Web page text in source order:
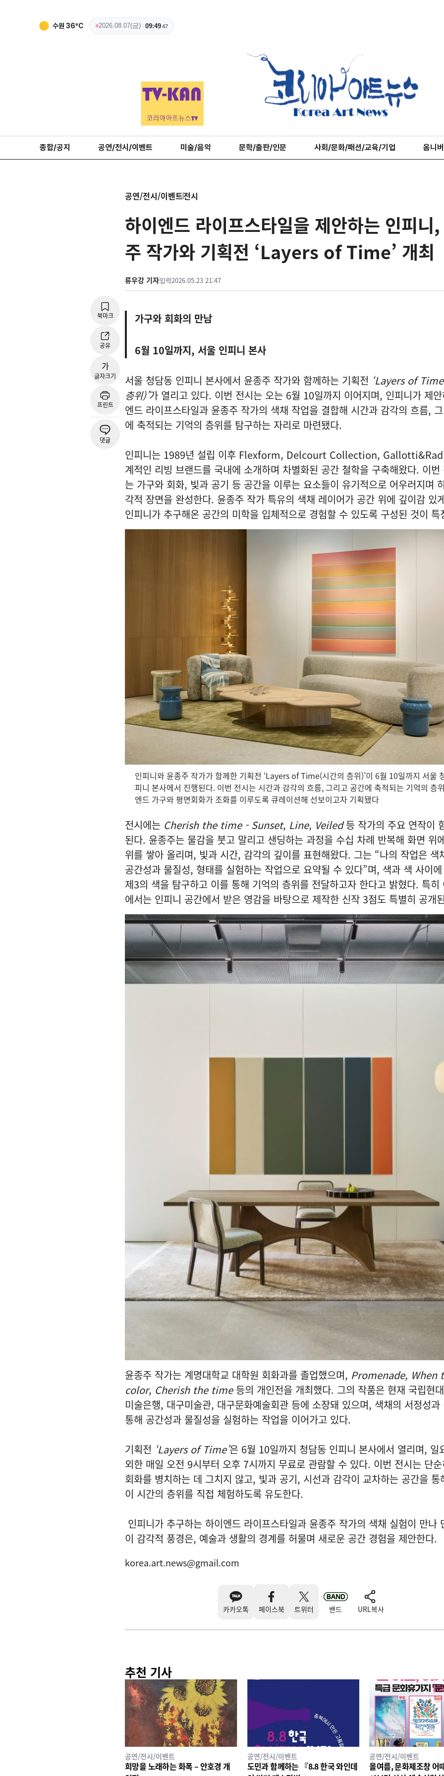
수원 36ºC 2026.08.07(금) 09:4949
종합/공지 공연/전시/이벤트 미술/음악 문학/출판/인문 사회/문화/패션/교육/기업 옴니
공연/전시/이벤트전시
하이엔드 라이프스타일을 제안하는 인피니
주 작가와 기획전 ‘Layers of Time’ 개최
류우강 기자입력2026.05.23 21:47
북마크
공유
가
글자크기
프린트
댓글
가구와 회화의 만남
6월 10일까지, 서울 인피니 본사
서울 청담동 인피니 본사에서 윤종주 작가와 함께하는 기획전 ‘Layers of
층위)’가 열리고 있다. 이번 전시는 오는 6월 10일까지 이어지며, 인피니가 제
엔드 라이프스타일과 윤종주 작가의 색채 작업을 결합해 시간과 감각의 흐름,
에 축적되는 기억의 층위를 탐구하는 자리로 마련됐다.
인피니는 1989년 설립 이후 Flexform, Delcourt Collection,
계적인 리빙 브랜드를 국내에 소개하며 차별화된 공간 철학을 구축해왔다. 이번
는 가구와 회화, 빛과 공기 등 공간을 이루는 요소들이 유기적으로 어우러지며
각적 장면을 완성한다. 윤종주 작가 특유의 색채 레이어가 공간 위에 깊이감 있
인피니가 추구해온 공간의 미학을 입체적으로 경험할 수 있도록 구성된 것이 특
인피니와 윤종주 작가가 함께한 기획전 ‘Layers of Time(시간의 층위)’이 6월 10일까지 서울
피니 본사에서 진행된다. 이번 전시는 시간과 감각의 흐름, 그리고 공간에 축적되는 기억의 층
엔드 가구와 평면회화가 조화를 이루도록 큐레이션해 선보이고자 기획됐다
전시에는 Cherish the time - Sunset, Line, Veiled등 작가의 주요 연작이
된다. 윤종주는 물감을 붓고 말리고 샌딩하는 과정을 수십 차례 반복해 화면 위
위를 쌓아 올리며, 빛과 시간, 감각의 깊이를 표현해왔다. 그는 “나의 작업은 색
공간성과 물질성, 형태를 실험하는 작업으로 요약될 수 있다”며, 색과 색 사이
제3의 색을 탐구하고 이를 통해 기억의 층위를 전달하고자 한다고 밝혔다. 특히
에서는 인피니 공간에서 받은 영감을 바탕으로 제작한 신작 3점도 특별히 공개
윤종주 작가는 계명대학교 대학원 회화과를 졸업했으며, Promenade, When
color, Cherish the time등의 개인전을 개최했다. 그의 작품은 현재 국립현
미술은행, 대구미술관, 대구문화예술회관 등에 소장돼 있으며, 색채의 서정성과
통해 공간성과 물질성을 실험하는 작업을 이어가고 있다.
기획전 ‘Layers of Time’은 6월 10일까지 청담동 인피니 본사에서 열리며, 일
외한 매일 오전 9시부터 오후 7시까지 무료로 관람할 수 있다. 이번 전시는 단
회화를 병치하는 데 그치지 않고, 빛과 공기, 시선과 감각이 교차하는 공간을 통
이 시간의 층위를 직접 체험하도록 유도한다.
인피니가 추구하는 하이엔드 라이프스타일과 윤종주 작가의 색채 실험이 만나
이 감각적 풍경은, 예술과 생활의 경계를 허물며 새로운 공간 경험을 제안한다.
korea.art.news@gmail.com
카카오톡 페이스북 트위터 밴드 URL복사
추천 기사
공연/전시/이벤트
희망을 노래하는 화폭 – 안호경 개
공연/전시/이벤트
도민과 함께하는 『8.8 한국 와인데
공연/전시/이벤트
올여름, 문화제조창 어때! 대규